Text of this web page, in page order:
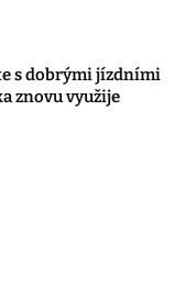
s dobrými jízdními
znovu využije